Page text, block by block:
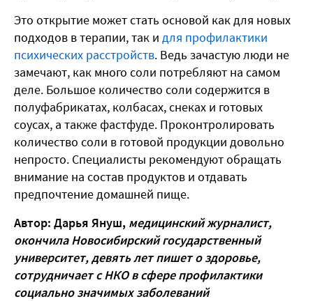
Это открытие может стать основой как для новых
подходов в терапии, так и для профилактики
психических расстройств. Ведь зачастую люди не
замечают, как много соли потребляют на самом
деле. Большое количество соли содержится в
полуфабрикатах, колбасах, снеках и готовых
соусах, а также фастфуде. Проконтролировать
количество соли в готовой продукции довольно
непросто. Специалисты рекомендуют обращать
внимание на состав продуктов и отдавать
предпочтение домашней пище.
Автор: Дарья Януш, медицинский журналист,
окончила Новосибирский государственный
университет, девять лет пишет о здоровье,
сотрудничает с НКО в сфере профилактики
социально значимых заболеваний